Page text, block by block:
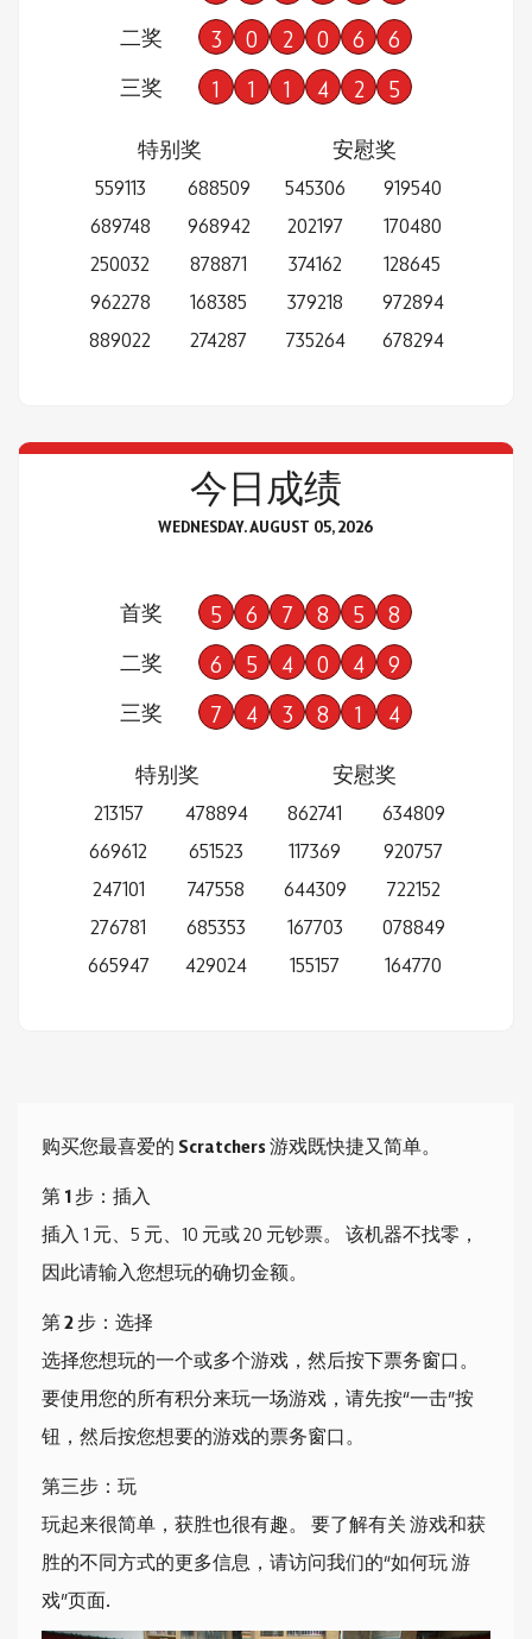
二奖 3 0 2 0 6 6
三奖 1 1 1 4 2 5
特别奖
559113
689748
250032
962278
889022
688509
968942
878871
168385
274287
安慰奖
545306
202197
374162
379218
735264
919540
170480
128645
972894
678294
今日成绩
WEDNESDAY. AUGUST 05, 2026
首奖 5 6 7 8 5 8
二奖 6 5 4 0 4 9
三奖 7 4 3 8 1 4
特别奖
213157
669612
247101
276781
665947
478894
651523
747558
685353
429024
安慰奖
862741
117369
644309
167703
155157
634809
920757
722152
078849
164770
购买您最喜爱的 Scratchers 游戏既快捷又简单。
第 1 步：插入
插入 1 元、5 元、10 元或 20 元钞票。 该机器不找零，
因此请输入您想玩的确切金额。
第 2 步：选择
选择您想玩的一个或多个游戏，然后按下票务窗口。
要使用您的所有积分来玩一场游戏，请先按“一击”按
钮，然后按您想要的游戏的票务窗口。
第三步：玩
玩起来很简单，获胜也很有趣。 要了解有关 游戏和获
胜的不同方式的更多信息，请访问我们的“如何玩 游
戏”页面.